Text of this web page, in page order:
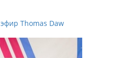
Thomas Daw